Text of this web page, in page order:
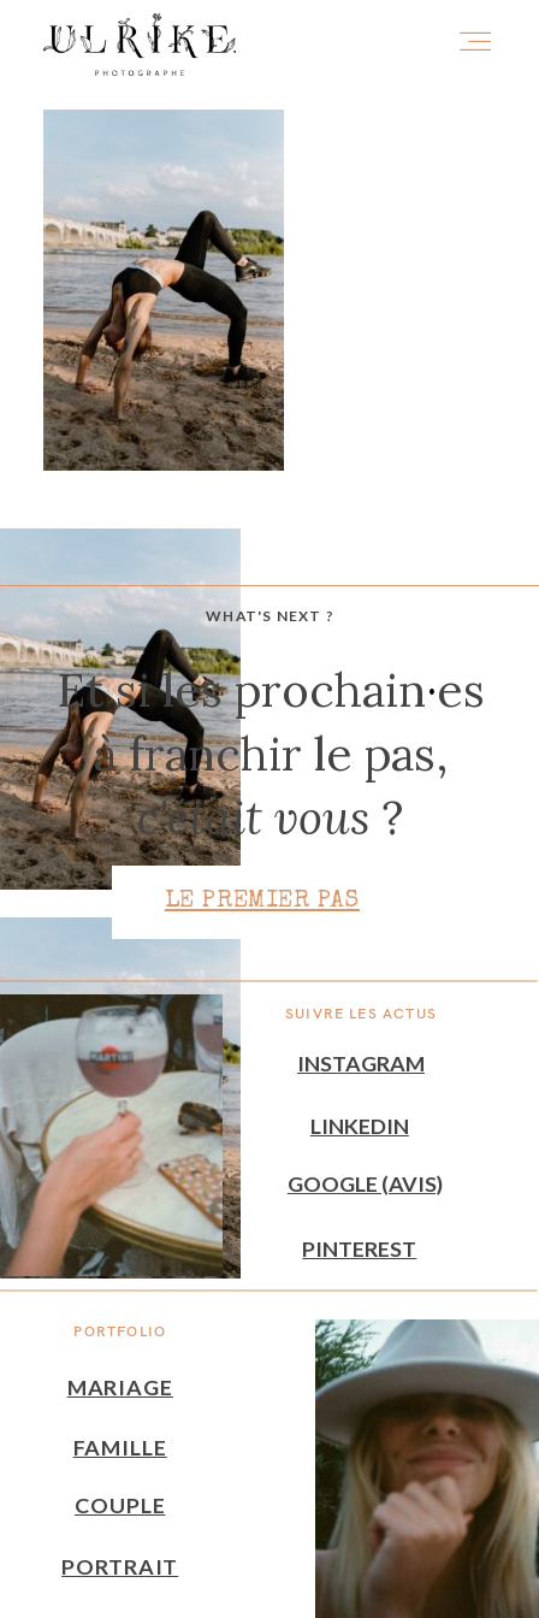
WHAT'S NEXT ?
PORTFOLIO
SUIVRE LES ACTUS
Et si les prochain·es
à franchir le pas,
c'était vous ?
MARIAGE
INSTAGRAM
GOOGLE (AVIS)
FAMILLE
PINTEREST
COUPLE
LINKEDIN
PORTRAIT
LE PREMIER PAS
A PROPOS
PORTFOLIO
INFOS
JOURNAL
CONTACT